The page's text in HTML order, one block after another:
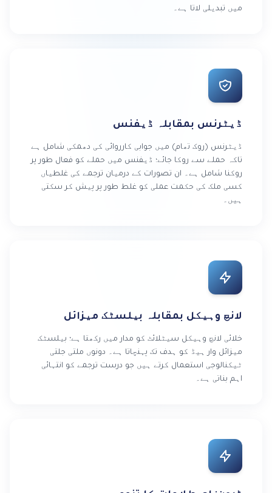
میں تبدیلی لاتا ہے۔
ڈیٹرنس بمقابلہ ڈیفنس
ڈیٹرنس (روک تھام) میں جوابی کارروائی کی دھمکی شامل ہے
تاکہ حملے سے روکا جائے؛ ڈیفنس میں حملے کو فعال طور پر
روکنا شامل ہے۔ ان تصورات کے درمیان ترجمے کی غلطیاں
کسی ملک کی حکمت عملی کو غلط طور پر پیش کر سکتی
ہیں۔
لانچ وہیکل بمقابلہ بیلسٹک میزائل
خلائی لانچ وہیکل سیٹلائٹ کو مدار میں رکھتا ہے؛ بیلسٹک
میزائل وار ہیڈ کو ہدف تک پہنچاتا ہے۔ دونوں ملتی جلتی
ٹیکنالوجی استعمال کرتے ہیں جو درست ترجمے کو انتہائی
اہم بناتی ہے۔